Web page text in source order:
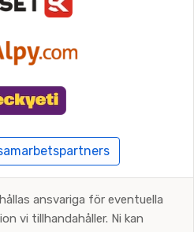
ansvariga för eventuella
vi tillhandahåller. Ni kan